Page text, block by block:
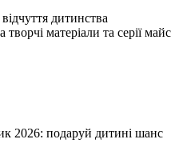
дитинства
матеріали та серії